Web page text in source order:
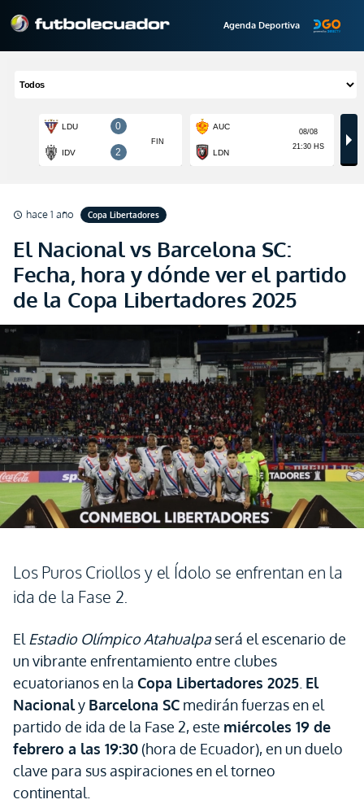
Agenda Deportiva
schedule hace 1 año Copa Libertadores
El Nacional vs Barcelona SC:
Fecha, hora y dónde ver el partido
de la Copa Libertadores 2025
Los Puros Criollos y el Ídolo se enfrentan en la
ida de la Fase 2.
El Estadio Olímpico Atahualpaserá el escenario de
un vibrante enfrentamiento entre clubes
ecuatorianos en la Copa Libertadores 2025 El
Nacionaly Barcelona SC medirán fuerzas en el
partido de ida de la Fase 2, este miércoles 19 de
febrero a las 19:30 (hora de Ecuador), en un duelo
clave para sus aspiraciones en el torneo
continental.